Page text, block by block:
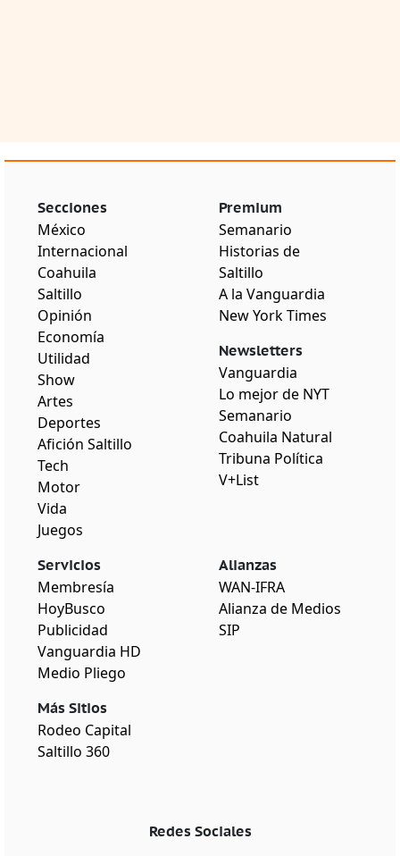
Secciones
México
Internacional
Coahuila
Saltillo
Opinión
Economía
Utilidad
Show
Artes
Deportes
Afición Saltillo
Tech
Motor
Vida
Juegos
Premium
Semanario
Historias de
Saltillo
A la Vanguardia
New York Times
Newsletters
Vanguardia
Lo mejor de NYT
Semanario
Coahuila Natural
Tribuna Política
V+List
Servicios
Membresía
HoyBusco
Publicidad
Vanguardia HD
Medio Pliego
Más Sitios
Rodeo Capital
Saltillo 360
Alianzas
WAN-IFRA
Alianza de Medios
SIP
Redes Sociales